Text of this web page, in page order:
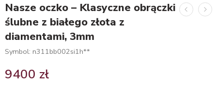
Nasze oczko – Klasyczne obrączki
ślubne z białego złota z
diamentami, 3mm
Symbol: n311bb002si1h**
9400 zł